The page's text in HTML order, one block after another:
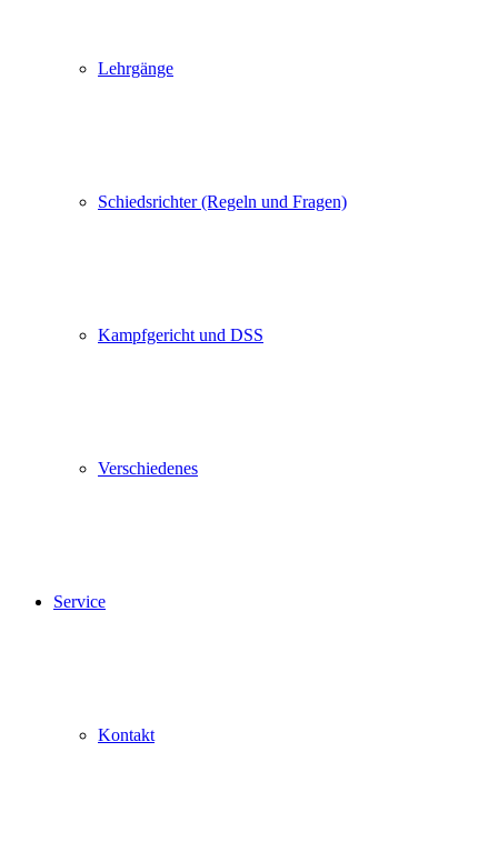
Lehrgänge
Schiedsrichter (Regeln und Fragen)
Kampfgericht und DSS
Verschiedenes
Service
Kontakt